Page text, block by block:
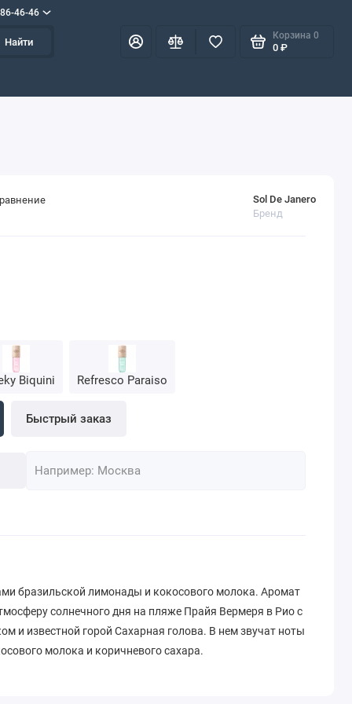
46-46
Найти
Корзина 0
0 ₽
Sol De Janero
Бренд
Biquini Refresco Paraiso
Быстрый заказ
бразильской лимонады и кокосового молока. Аромат
солнечного дня на пляже Прайя Вермеря в Рио с
и известной горой Сахарная голова. В нем звучат ноты
молока и коричневого сахара.